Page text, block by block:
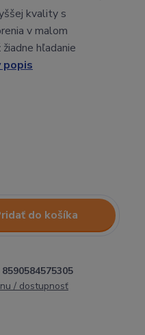
kvality s
v malom
hľadanie
popis
do košíka
8590584575305
/ dostupnosť